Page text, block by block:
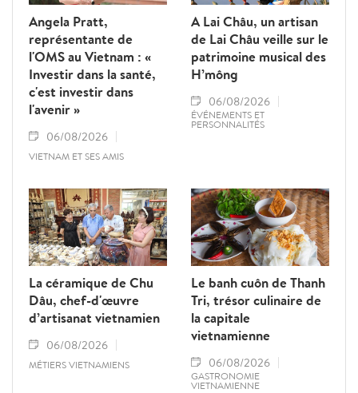
Angela Pratt,
représentante de
l'OMS au Vietnam : «
Investir dans la santé,
c'est investir dans
l'avenir »
06/08/2026
VIETNAM ET SES AMIS
A Lai Châu, un artisan
de Lai Châu veille sur le
patrimoine musical des
H’mông
06/08/2026
ÉVÉNEMENTS ET
PERSONNALITÉS
La céramique de Chu
Dâu, chef-d'œuvre
d’artisanat vietnamien
06/08/2026
MÉTIERS VIETNAMIENS
Le banh cuôn de Thanh
Tri, trésor culinaire de
la capitale
vietnamienne
06/08/2026
GASTRONOMIE
VIETNAMIENNE